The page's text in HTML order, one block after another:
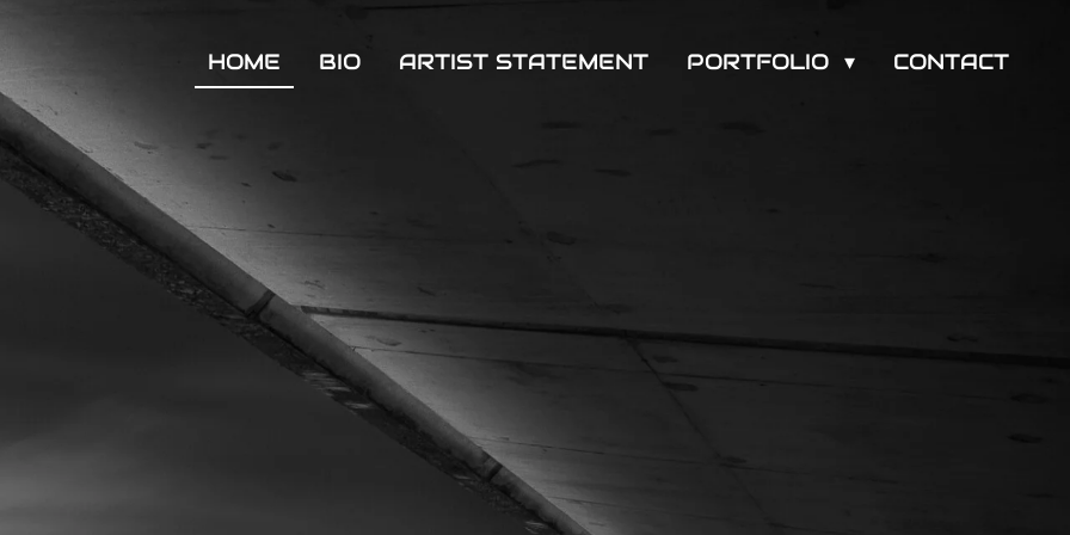
HOME BIO ARTIST STATEMENT PORTFOLIO CONTACT